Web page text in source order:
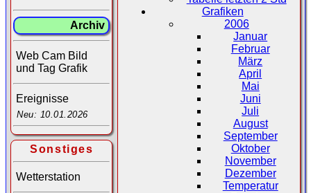
Archiv
Web Cam Bild
und Tag Grafik
Ereignisse
Neu: 10.01.2026
Sonstiges
Wetterstation
Grafiken
2006
Januar
Februar
März
April
Mai
Juni
Juli
August
September
Oktober
November
Dezember
Temperatur